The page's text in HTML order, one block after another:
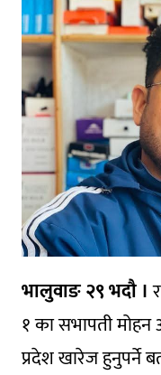
भालुवाङ २९ भदौ ।
१ का सभापती
प्रदेश खारेज हुनुपर्ने